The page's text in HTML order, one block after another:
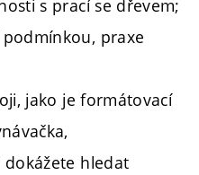
s prací se dřevem;
praxe
jako je formátovací
dokážete hledat